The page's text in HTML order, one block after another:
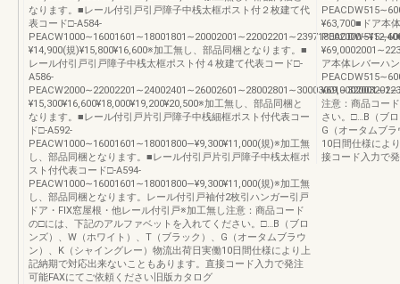
なります。■レール付引戸引戸障子中桟太框ポスト付２枚建て代
表コード□-A584-
¥14,900(規)¥15,800¥16,600※加工無し、部品同梱となります。■
レール付引戸引戸障子中桟太框ポスト付４枚建て代表コード□-
A586-
¥15,300¥16,600¥18,000¥19,200¥20,500※加工無し、部品同梱と
なります。■レール付引戸片引戸障子中桟細框ポスト付代表コー
ド□-A592-
PEACW1000∼16001601∼18001800―¥9,300¥11,000(規)※加工無
し、部品同梱となります。■レール付引戸片引戸障子中桟太框ポ
スト付代表コード□-A594-
PEACW1000∼16001601∼18001800―¥9,300¥11,000(規)※加工無
し、部品同梱となります。レール付引戸袖付2枚引ハンガー引戸
ドア・FIX窓屋根・他レール付引戸※加工無し注意：商品コード
の□には、下記のアルファベットを入れてください。□…B（ブロ
ンズ）、W（ホワイト）、T（ブラック）、G（オータムブラウ
ン）、K（シャイングレー）物流出荷日実働10日間仕様により上
記納期で対応出来ないこともあります。直接コード入力で発注
可能FAXにてご依頼ください旧版カタログ
¥63,700■ドア本
ア本体レバーハ
注意：商品コー
さい。□…B（ブ
G（オータムブ
10日間仕様によ
接コード入力で